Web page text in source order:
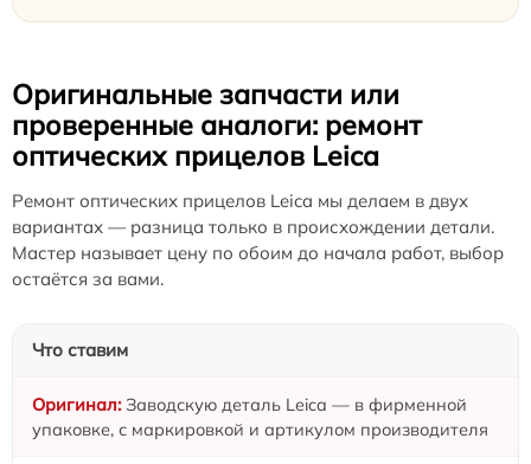
Оригинальные запчасти или
проверенные аналоги: ремонт
оптических прицелов Leica
Ремонт оптических прицелов Leica мы делаем в двух
вариантах — разница только в происхождении детали.
Мастер называет цену по обоим до начала работ, выбор
остаётся за вами.
Что ставим
Заводскую деталь Leica — в фирменной
упаковке, с маркировкой и артикулом производителя